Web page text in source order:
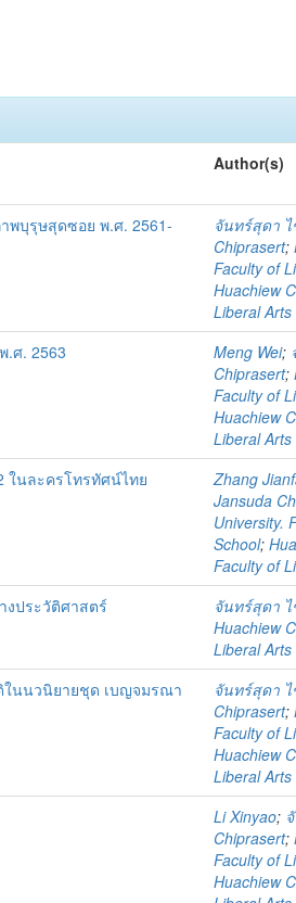
Author(s)
พบุรุษสุดซอย พ.ศ. 2561-
จันทร์สุดา
Chiprasert;
Faculty of
Huachiew
Liberal Arts
.ศ. 2563 Meng Wei;
Chiprasert;
Faculty of
Huachiew
Liberal Arts
ในละครโทรทัศน์ไทย Zhang
Jansuda
University.
School;
Faculty of
งประวัติศาสตร์ จันทร์สุดา
Huachiew
Liberal Arts
ในนวนิยายชุด เบญจมรณา จันทร์สุดา
Chiprasert;
Faculty of
Huachiew
Liberal Arts
Li Xinyao;
Chiprasert;
Faculty of
Huachiew